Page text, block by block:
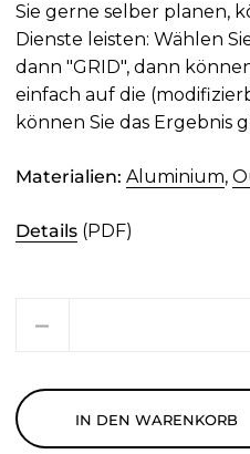
Sie gerne selber planen,
Dienste leisten: Wählen
dann "GRID", dann
einfach auf die
können Sie das Ergebnis
Materialien: Aluminium,
Details(PDF)
IN DEN WARENKORB